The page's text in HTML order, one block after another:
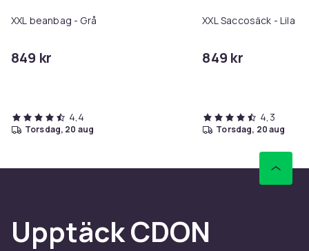
XXL beanbag - Grå
849 kr
4,4
torsdag, 20 aug
XXL Saccosäck - Lila
849 kr
4,3
torsdag, 20 aug
Upptäck CDON